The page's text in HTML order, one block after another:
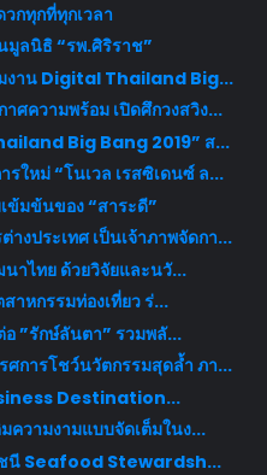
กทุกที่ทุกเวลา
มูลนิธิ “รพ.ศิริราช”
มงาน Digital Thailand Big...
ศความพร้อม เปิดศึกวงสวิง...
Big Bang 2019” ส...
ใหม่ “โนเวล เรสซิเดนซ์ ล...
ข้มข้นของ “สาระดี”
างประเทศ เป็นเจ้าภาพจัดกา...
าไทย ด้วยวิจัยและนวั...
าหกรรมท่องเที่ยว ร่...
”รักษ์ลันตา” รวมพลั...
การโชว์นวัตกรรมสุดล้ำ ภา...
Destination...
ความงามแบบจัดเต็มในง...
ชนี Seafood Stewardsh...